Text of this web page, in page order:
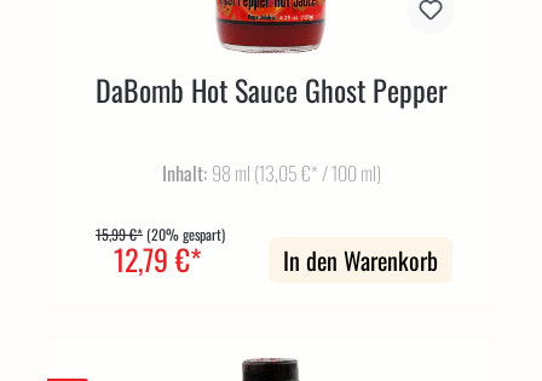
DaBomb Hot Sauce Ghost Pepper
Inhalt: 98 ml (13,05 €* / 100 ml)
12,79 €*
15,99 €*(20% gespart)
In den Warenkorb